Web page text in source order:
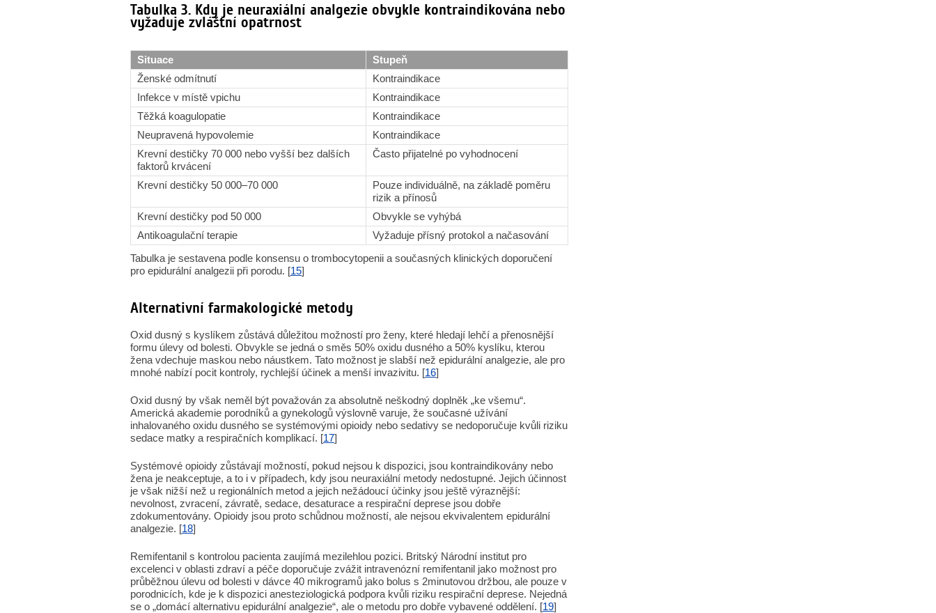
Tabulka 3. Kdy je neuraxiální analgezie obvykle kontraindikována nebo
vyžaduje zvláštní opatrnost
Situace
Stupeň
Ženské odmítnutí
Kontraindikace
Infekce v místě vpichu
Kontraindikace
Těžká koagulopatie
Kontraindikace
Neupravená hypovolemie
Kontraindikace
Krevní destičky 70 000 nebo vyšší bez dalších
faktorů krvácení
Často přijatelné po vyhodnocení
Krevní destičky 50 000–70 000
Pouze individuálně, na základě poměru
rizik a přínosů
Krevní destičky pod 50 000
Obvykle se vyhýbá
Antikoagulační terapie
Vyžaduje přísný protokol a načasování
Tabulka je sestavena podle konsensu o trombocytopenii a současných klinických doporučení
pro epidurální analgezii při porodu. [15]
Alternativní farmakologické metody
Oxid dusný s kyslíkem zůstává důležitou možností pro ženy, které hledají lehčí a přenosnější
formu úlevy od bolesti. Obvykle se jedná o směs 50% oxidu dusného a 50% kyslíku, kterou
žena vdechuje maskou nebo náustkem. Tato možnost je slabší než epidurální analgezie, ale pro
mnohé nabízí pocit kontroly, rychlejší účinek a menší invazivitu. [16]
Oxid dusný by však neměl být považován za absolutně neškodný doplněk „ke všemu“.
Americká akademie porodníků a gynekologů výslovně varuje, že současné užívání
inhalovaného oxidu dusného se systémovými opioidy nebo sedativy se nedoporučuje kvůli riziku
sedace matky a respiračních komplikací. [17]
Systémové opioidy zůstávají možností, pokud nejsou k dispozici, jsou kontraindikovány nebo
žena je neakceptuje, a to i v případech, kdy jsou neuraxiální metody nedostupné. Jejich účinnost
je však nižší než u regionálních metod a jejich nežádoucí účinky jsou ještě výraznější:
nevolnost, zvracení, závratě, sedace, desaturace a respirační deprese jsou dobře
zdokumentovány. Opioidy jsou proto schůdnou možností, ale nejsou ekvivalentem epidurální
analgezie. [18]
Remifentanil s kontrolou pacienta zaujímá mezilehlou pozici. Britský Národní institut pro
excelenci v oblasti zdraví a péče doporučuje zvážit intravenózní remifentanil jako možnost pro
průběžnou úlevu od bolesti v dávce 40 mikrogramů jako bolus s 2minutovou držbou, ale pouze v
porodnicích, kde je k dispozici anesteziologická podpora kvůli riziku respirační deprese. Nejedná
se o „domácí alternativu epidurální analgezie“, ale o metodu pro dobře vybavené oddělení. [19]